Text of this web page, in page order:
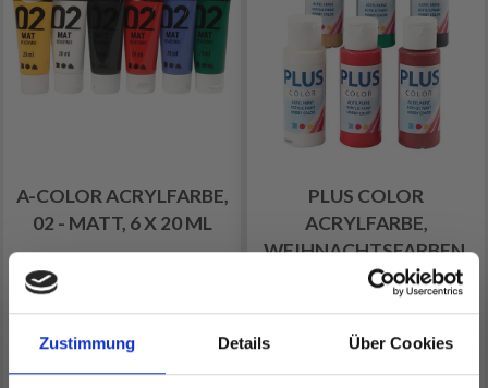
Zustimmung Details Über Cookies
A-COLOR ACRYLFARBE,
02 - MATT, 6 X 20 ML
EUR 6.40EUR 7.10
Anzahl
PLUS COLOR
ACRYLFARBE,
WEIHNACHTSFARBEN,
6 X 60 ML
EUR 16.25EUR 18.05
Anzahl